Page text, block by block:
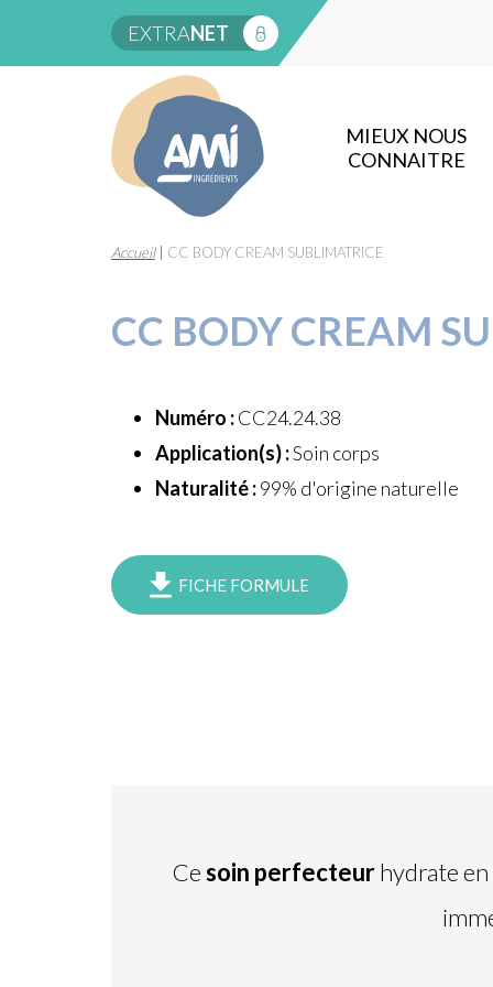
EXTRANET
MIEUX NOUS
CONNAITRE
Accueil| CC BODY CREAM SUBLIMATRICE
CC BODY CREAM
Numéro :CC24.24.38
Application(s) :Soin corps
Naturalité :99% d'origine naturelle
FICHE FORMULE
Cesoin perfecteurhydrate en